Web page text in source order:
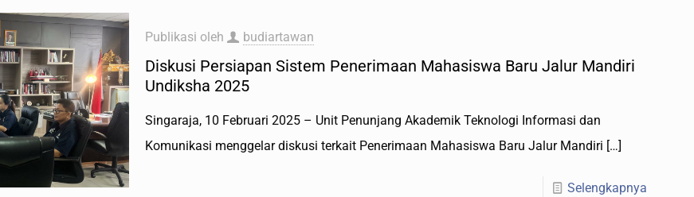
Publikasi oleh budiartawan
Diskusi Persiapan Sistem Penerimaan Mahasiswa Baru Jalur Mandiri
Undiksha 2025
Singaraja, 10 Februari 2025 – Unit Penunjang Akademik Teknologi Informasi dan
Komunikasi menggelar diskusi terkait Penerimaan Mahasiswa Baru Jalur Mandiri […]
Selengkapnya